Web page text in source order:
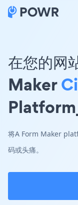
在您的网
Maker
将A Form Maker
码或头痛。